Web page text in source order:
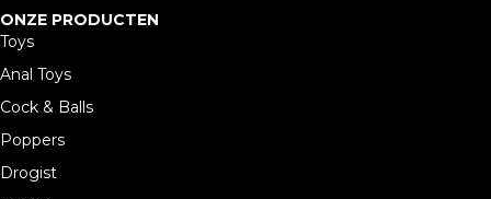
ONZE PRODUCTEN
Toys
Anal Toys
Cock & Balls
Poppers
Drogist